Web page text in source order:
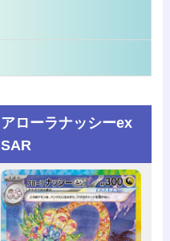
アローラナッシーex
SAR